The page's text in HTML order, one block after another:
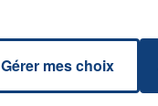
Gérer mes choix